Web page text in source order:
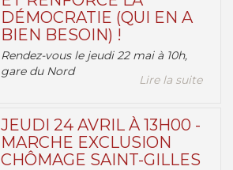
DÉMOCRATIE (QUI EN A
BIEN BESOIN) !
Rendez-vous le jeudi 22 mai à 10h,
gare du Nord
Lire la suite
JEUDI 24 AVRIL À 13H00 -
MARCHE EXCLUSION
CHÔMAGE SAINT-GILLES